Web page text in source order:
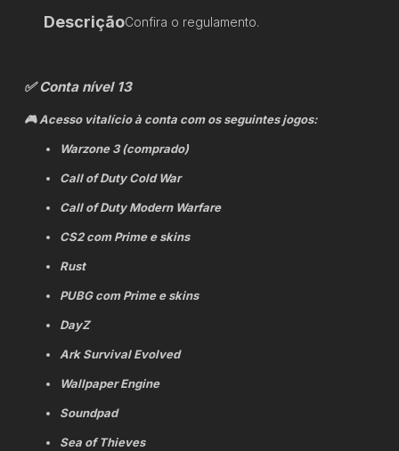
DescriçãoConfira o regulamento.
✅ Conta nível 13
🎮 Acesso vitalício à conta com os seguintes jogos:
Warzone 3 (comprado)
Call of Duty Cold War
Call of Duty Modern Warfare
CS2 com Prime e skins
Rust
PUBG com Prime e skins
DayZ
Ark Survival Evolved
Wallpaper Engine
Soundpad
Sea of Thieves